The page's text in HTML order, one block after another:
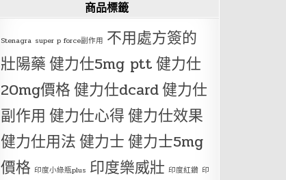
商品標籤
Stenagra super p force副作用 不用處方簽的
壯陽藥健力仕5mg ptt健力仕
20mg價格健力仕dcard健力仕
副作用 健力仕心得健力仕效果
健力仕用法健力士健力士5mg
價格 印度小綠瓶plus 印度樂威壯 印度紅鑽 印